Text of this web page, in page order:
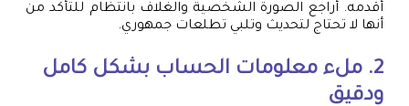
أقدمه. أراجع الصورة الشخصية والغلاف بانتظام للتأكد من
أنها لا تحتاج لتحديث وتلبي تطلعات جمهوري.
2. ملء معلومات الحساب بشكل كامل
ودقيق